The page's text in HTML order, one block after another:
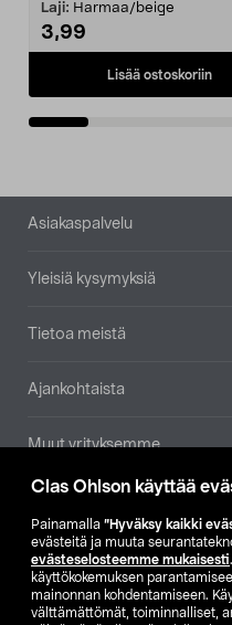
Clas Ohlson käyttää
Painamalla ”Hyväksy kaikki
evästeitä ja muuta
evästeselosteemme mukaisesti
käyttökokemuksen
mainonnan kohdentamiseen.
välttämättömät, toiminnalliset,
Laji: Harmaa/beige
3,99
Lisää ostoskoriin
Alatunniste
Asiakaspalvelu
Yleisiä kysymyksiä
Tietoa meistä
Ajankohtaista
Muut yrityksemme
SE
FI